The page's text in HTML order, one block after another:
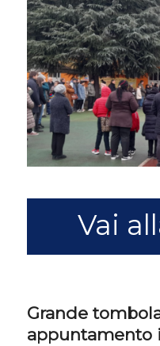
Vai
Grande
appuntamento